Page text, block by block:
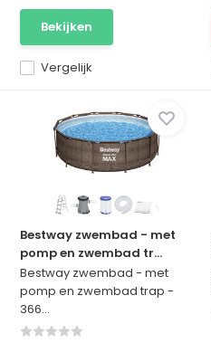
Vergelijk
Bekijken
Bestway zwembad - met
pomp en zwembad tr...
Bestway zwembad - met
pomp en zwembad trap -
366...